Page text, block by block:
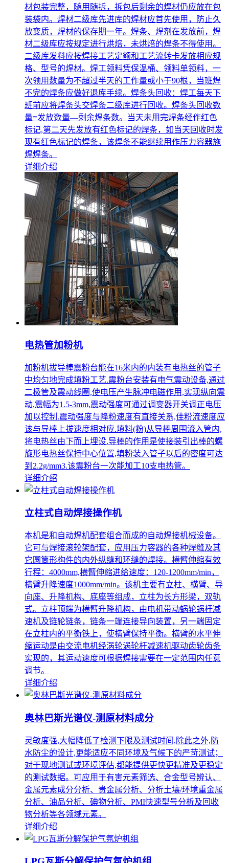
材包装完整，随用随拆，拆包后剩余的焊材仍应放在包
装袋内。焊材二级库先进库的焊材应首先使用，防止久
放变质，焊材的保存期一年。焊条、焊剂在发放前，焊
材二级库应按规定进行烘焙，未烘焙的焊条不得使用。
二级库发料应按焊接工艺定额和工艺流转卡发放相应规
格、型号的焊材。焊工领料凭保温桶、领料单领料，一
次领用数量为不超过半天的工作量或小于90根，当班焊
不完的焊条应做好退库手续。焊条头回收：焊工每天下
班前应将焊条头交焊条二级库进行回收。焊条头回收数
量=发放数量—剩余焊条数。当天未用完焊条经作红色
标记,第二天先发放有红色标记的焊条，如当天回收时发
现有红色标记的焊条，该焊条不能继续用作压力容器施
焊焊条。
详细介绍
电热管加粉机
加粉机拔导棒震粉台能在16米内的内装有电热丝的管子
中均匀地完成填粉工艺.震粉台安装有电气震动设备,通过
二极管及震动线圈,使电压产生脉冲电磁作用,实现纵向震
动,震幅为1.5-3mm,震动强度可通过调变器开关调正电压
加以控制.震动强度与降粉速度有直接关系,佳粉流速度应
该与导棒上拔速度相对应.填料(粉)从导棒周围流入管内,
将电热丝由下而上埋设.导棒的作用是使接装引出棒的螺
旋形电热丝保持中心位置,填粉装入管子以后的密度可达
到2.2g/mm3.该震粉台一次能加工10支电热管。
详细介绍
立柱式自动焊接操作机
本机是和自动焊机配套组合而成的自动焊接机械设备。
它可与焊接滚轮架配套，应用压力容器的各种焊缝及其
它圆筒形构件的内外纵缝和环缝的焊接。横臂伸缩有效
行程：4000mm,横臂伸缩进给速度：120-1200mm/min，
横臂升降速度1000mm/min。该机主要有立柱、横臂、导
向座、升降机构、底座等组成，立柱为长方形梁，双轨
式。立柱顶端为横臂升降机构，由电机带动蜗轮蜗杆减
速机及链轮链条，链条一端连接导向装置，另一端固定
在立柱内的平衡铁上，使横臂保持平衡。横臂的水平伸
缩运动是由交流电机经涡轮涡轮杆减速机驱动齿轮齿条
实现的，其运动速度可根据焊接需要在一定范围内任意
调节。
详细介绍
奥林巴斯光谱仪-测原材料成分
灵敏度强,大幅降低了检测下限及测试时间,除此之外,防
水防尘的设计,更能适应不同环境及气候下的严苛测试；
对于现地测试或环境评估,都能提供更快更精准及更稳定
的测试数据。可应用于有害元素筛选、合金型号辨认、
金属元素成分分析、贵金属分析、分析土壤/环境重金属
分析、油品分析、碘物分析、PMI快速型号分析及回收
物分析等各领域元素。
详细介绍